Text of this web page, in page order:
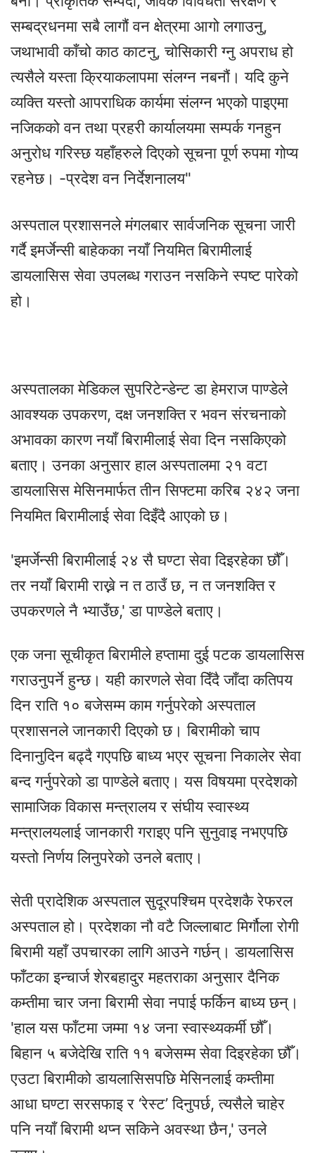
अस्पताल प्रशासनले मंगलबार सार्वजनिक सूचना जारी
गर्दै इमर्जेन्सी बाहेकका नयाँ नियमित बिरामीलाई
डायलासिस सेवा उपलब्ध गराउन नसकिने स्पष्ट पारेको
हो।
अस्पतालका मेडिकल सुपरिटेन्डेन्ट डा हेमराज पाण्डेले
आवश्यक उपकरण, दक्ष जनशक्ति र भवन संरचनाको
अभावका कारण नयाँ बिरामीलाई सेवा दिन नसकिएको
बताए। उनका अनुसार हाल अस्पतालमा २१ वटा
डायलासिस मेसिनमार्फत तीन सिफ्टमा करिब २४२ जना
नियमित बिरामीलाई सेवा दिइँदै आएको छ।
'इमर्जेन्सी बिरामीलाई २४ सै घण्टा सेवा दिइरहेका छौँ।
तर नयाँ बिरामी राख्ने न त ठाउँ छ, न त जनशक्ति र
उपकरणले नै भ्याउँछ,' डा पाण्डेले बताए।
एक जना सूचीकृत बिरामीले हप्तामा दुई पटक डायलासिस
गराउनुपर्ने हुन्छ। यही कारणले सेवा दिँदै जाँदा कतिपय
दिन राति १० बजेसम्म काम गर्नुपरेको अस्पताल
प्रशासनले जानकारी दिएको छ। बिरामीको चाप
दिनानुदिन बढ्दै गएपछि बाध्य भएर सूचना निकालेर सेवा
बन्द गर्नुपरेको डा पाण्डेले बताए। यस विषयमा प्रदेशको
सामाजिक विकास मन्त्रालय र संघीय स्वास्थ्य
मन्त्रालयलाई जानकारी गराइए पनि सुनुवाइ नभएपछि
यस्तो निर्णय लिनुपरेको उनले बताए।
सेती प्रादेशिक अस्पताल सुदूरपश्चिम प्रदेशकै रेफरल
अस्पताल हो। प्रदेशका नौ वटै जिल्लाबाट मिर्गौला रोगी
बिरामी यहाँ उपचारका लागि आउने गर्छन्। डायलासिस
फाँटका इन्चार्ज शेरबहादुर महतराका अनुसार दैनिक
कम्तीमा चार जना बिरामी सेवा नपाई फर्किन बाध्य छन्।
'हाल यस फाँटमा जम्मा १४ जना स्वास्थ्यकर्मी छौँ।
बिहान ५ बजेदेखि राति ११ बजेसम्म सेवा दिइरहेका छौँ।
एउटा बिरामीको डायलासिसपछि मेसिनलाई कम्तीमा
आधा घण्टा सरसफाइ र ‘रेस्ट’ दिनुपर्छ, त्यसैले चाहेर
पनि नयाँ बिरामी थप्न सकिने अवस्था छैन,' उनले